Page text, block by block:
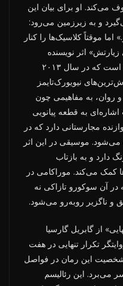
می‌کند. او برای بیان این
و به زیرزمین می‌رود:
موقتاً کلاسیک‌ها را کنار
اثر نویسنده
سرشناس ژاپنی، هاروکی موراکامی است که در سال ۲۰۱۳
نیویورک‌تایمز
روان، به مفاهیمی چون
به قطعه پیانویی
مجارستانی دارد که در
موسیقی در این اثر
دارد و به بازتاب
می‌کند. موراکامی در
در آن سوکورو تازاکی نه
و ناگزیر روبه‌رو می‌شود.
از گابریل گارسیا
تکرار تنهایی در هفت
این رمان در فواصل
می‌برد. این رئالیسم